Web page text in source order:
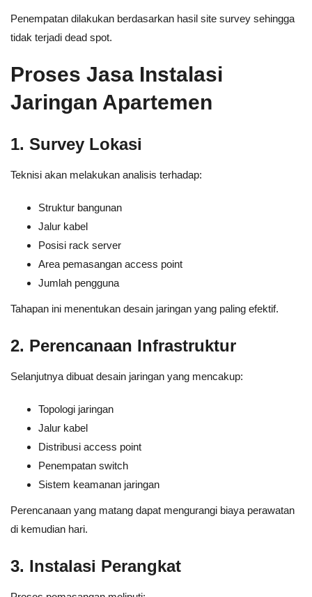
Penempatan dilakukan berdasarkan hasil site survey sehingga
tidak terjadi dead spot.
Proses Jasa Instalasi
Jaringan Apartemen
1. Survey Lokasi
Teknisi akan melakukan analisis terhadap:
Struktur bangunan
Jalur kabel
Posisi rack server
Area pemasangan access point
Jumlah pengguna
Tahapan ini menentukan desain jaringan yang paling efektif.
2. Perencanaan Infrastruktur
Selanjutnya dibuat desain jaringan yang mencakup:
Topologi jaringan
Jalur kabel
Distribusi access point
Penempatan switch
Sistem keamanan jaringan
Perencanaan yang matang dapat mengurangi biaya perawatan
di kemudian hari.
3. Instalasi Perangkat